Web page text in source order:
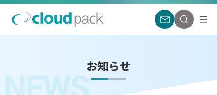
お知らせ